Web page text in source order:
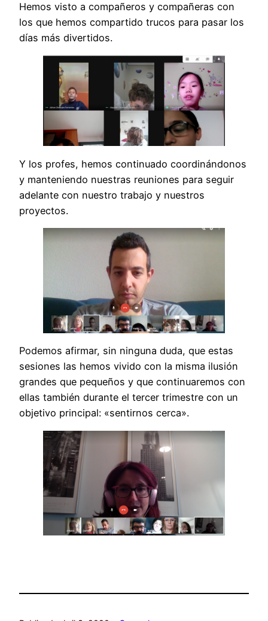
Hemos visto a compañeros y compañeras con
los que hemos compartido trucos para pasar los
días más divertidos.
Y los profes, hemos continuado coordinándonos
y manteniendo nuestras reuniones para seguir
adelante con nuestro trabajo y nuestros
proyectos.
Podemos afirmar, sin ninguna duda, que estas
sesiones las hemos vivido con la misma ilusión
grandes que pequeños y que continuaremos con
ellas también durante el tercer trimestre con un
objetivo principal: «sentirnos cerca».